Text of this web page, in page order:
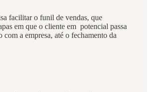
facilitar o funil de vendas, que
em que o cliente em potencial passa
com a empresa, até o fechamento da